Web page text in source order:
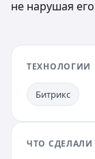
не нарушая
ТЕХНОЛОГИИ
Битрикс
ЧТО СДЕЛАЛИ